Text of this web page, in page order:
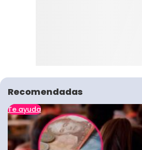
Recomendadas
Te ayuda